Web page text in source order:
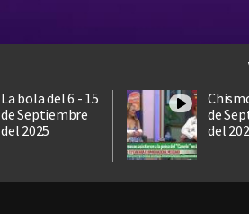
La bola del 6 - 15
de Septiembre
del 2025
de
del